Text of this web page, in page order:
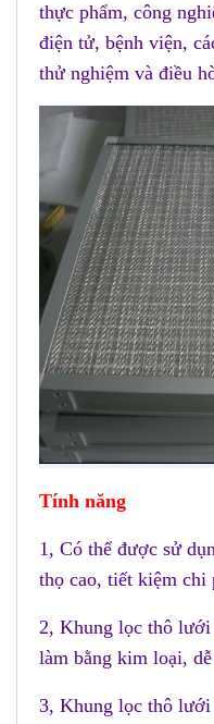
thực phẩm, công
điện tử, bệnh viện,
thử nghiệm và điều
Tính năng
1, Có thể được sử
thọ cao, tiết kiệm chi
2, Khung lọc thô
làm bằng kim loại,
3, Khung lọc thô